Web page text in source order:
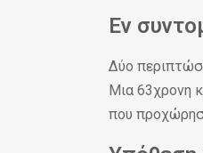
Εν
Δύο
Μια 63χρονη
που